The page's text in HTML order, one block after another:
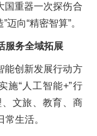
国重器一次探伤合
向“精密智算”。
服务全域拓展
能创新发展行动方
施“人工智能+”行
文旅、教育、商
生活。